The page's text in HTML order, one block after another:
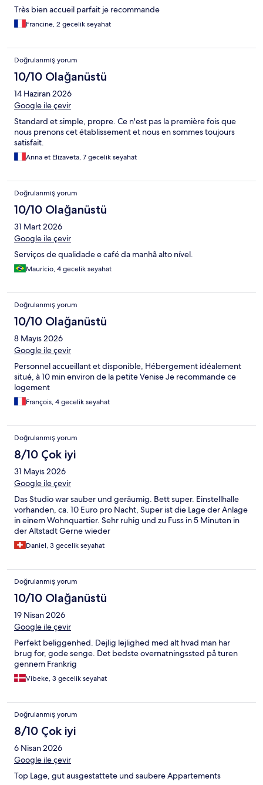
Très bien accueil parfait je recommande
Francine, 2 gecelik seyahat
Doğrulanmış yorum
10/10 Olağanüstü
14 Haziran 2026
Google ile çevir
Standard et simple, propre. Ce n'est pas la première fois que
nous prenons cet établissement et nous en sommes toujours
satisfait.
Anna et Elizaveta, 7 gecelik seyahat
Doğrulanmış yorum
10/10 Olağanüstü
31 Mart 2026
Google ile çevir
Serviços de qualidade e café da manhã alto nível.
Maurício, 4 gecelik seyahat
Doğrulanmış yorum
10/10 Olağanüstü
8 Mayıs 2026
Google ile çevir
Personnel accueillant et disponible, Hébergement idéalement
situé, à 10 min environ de la petite Venise Je recommande ce
logement
François, 4 gecelik seyahat
Doğrulanmış yorum
8/10 Çok iyi
31 Mayıs 2026
Google ile çevir
Das Studio war sauber und geräumig. Bett super. Einstellhalle
vorhanden, ca. 10 Euro pro Nacht, Super ist die Lage der Anlage
in einem Wohnquartier. Sehr ruhig und zu Fuss in 5 Minuten in
der Altstadt Gerne wieder
Daniel, 3 gecelik seyahat
Doğrulanmış yorum
10/10 Olağanüstü
19 Nisan 2026
Google ile çevir
Perfekt beliggenhed. Dejlig lejlighed med alt hvad man har
brug for, gode senge. Det bedste overnatningssted på turen
gennem Frankrig
Vibeke, 3 gecelik seyahat
Doğrulanmış yorum
8/10 Çok iyi
6 Nisan 2026
Google ile çevir
Top Lage, gut ausgestattete und saubere Appartements